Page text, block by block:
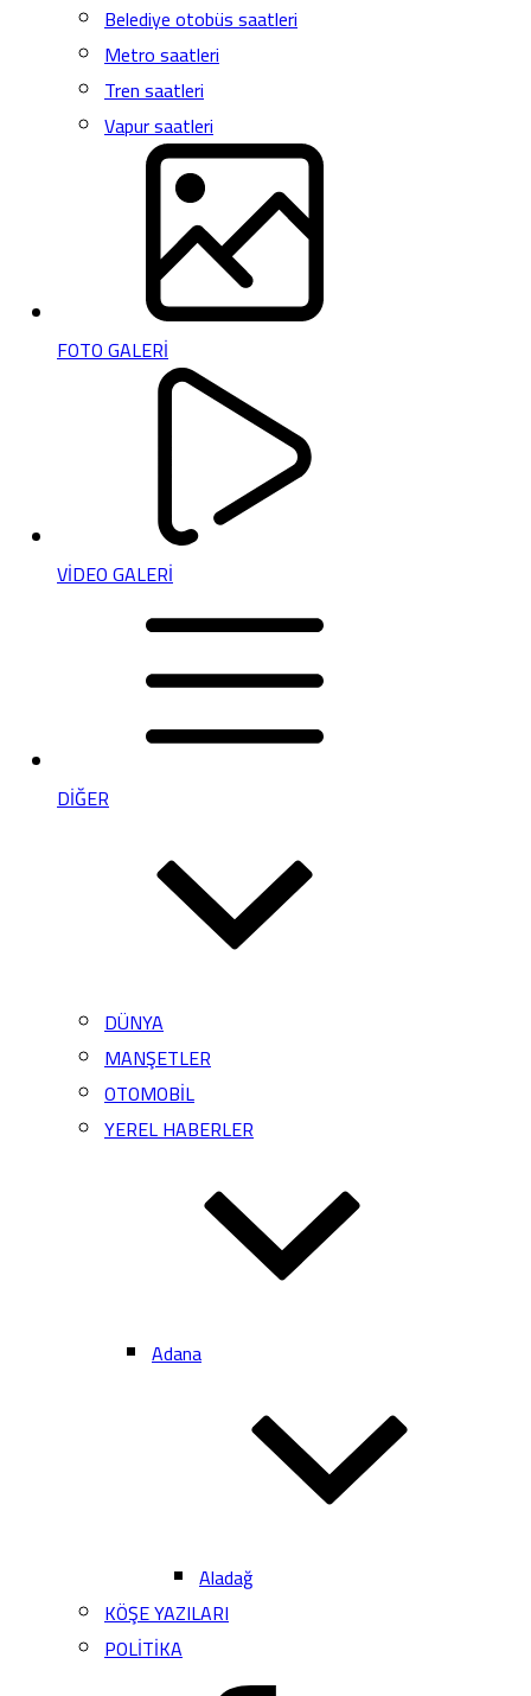
Belediye otobüs saatleri
Metro saatleri
Tren saatleri
Vapur saatleri
FOTO GALERİ
VİDEO GALERİ
DİĞER
DÜNYA
MANŞETLER
OTOMOBİL
YEREL HABERLER
Adana
Aladağ
KÖŞE YAZILARI
POLİTİKA